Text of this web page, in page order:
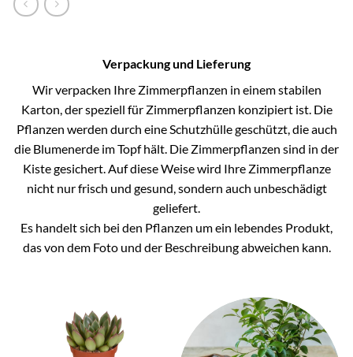
Verpackung und Lieferung
Wir verpacken Ihre Zimmerpflanzen in einem stabilen
Karton, der speziell für Zimmerpflanzen konzipiert ist. Die
Pflanzen werden durch eine Schutzhülle geschützt, die auch
die Blumenerde im Topf hält. Die Zimmerpflanzen sind in der
Kiste gesichert. Auf diese Weise wird Ihre Zimmerpflanze
nicht nur frisch und gesund, sondern auch unbeschädigt
geliefert.
Es handelt sich bei den Pflanzen um ein lebendes Produkt,
das von dem Foto und der Beschreibung abweichen kann.